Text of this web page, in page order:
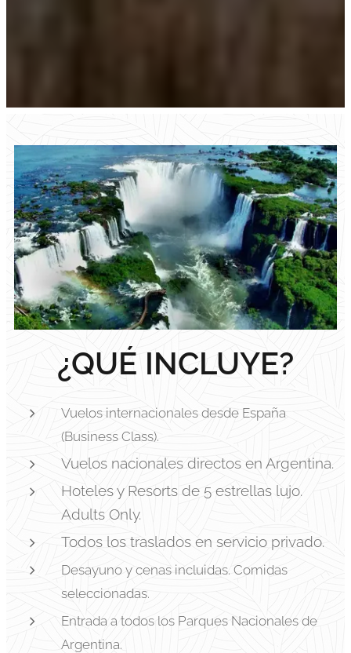
¿QUÉ INCLUYE?
Vuelos internacionales desde España
(Business Class).
Vuelos nacionales directos en Argentina.
Hoteles y Resorts de 5 estrellas lujo.
Adults Only.
Todos los traslados en servicio privado.
Desayuno y cenas incluidas. Comidas
seleccionadas.
Entrada a todos los Parques Nacionales de
Argentina.